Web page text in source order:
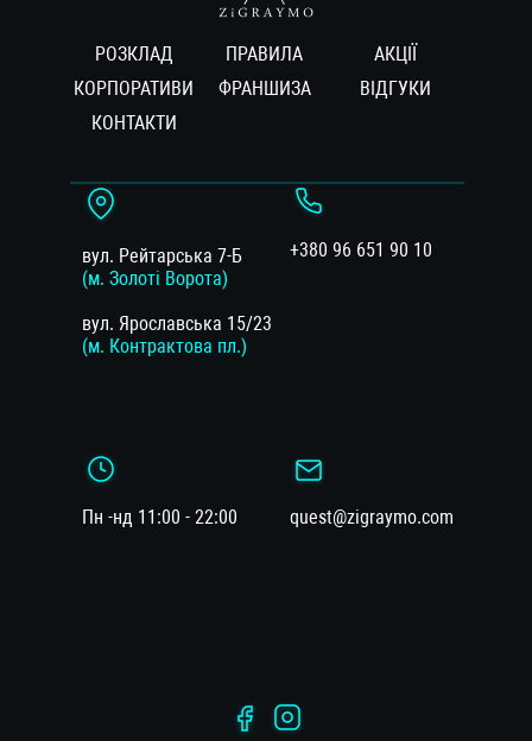
РОЗКЛАД ПРАВИЛА
АКЦІЇ
КОРПОРАТИВИ
ФРАНШИЗА
ВIДГУКИ
КОНТАКТИ
вул. Рейтарська 7-Б
(м. Золоті Ворота)
вул. Ярославська 15/23
(м. Контрактова пл.)
+380 96 651 90 10
Пн -нд 11:00 - 22:00 quest@zigraymo.com